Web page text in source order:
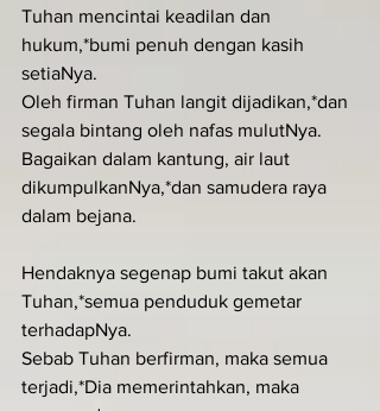
Tuhan mencintai keadilan dan
hukum,*bumi penuh dengan kasih
setiaNya.
Oleh firman Tuhan langit dijadikan,*dan
segala bintang oleh nafas mulutNya.
Bagaikan dalam kantung, air laut
dikumpulkanNya,*dan samudera raya
dalam bejana.
Hendaknya segenap bumi takut akan
Tuhan,*semua penduduk gemetar
terhadapNya.
Sebab Tuhan berfirman, maka semua
terjadi,*Dia memerintahkan, maka